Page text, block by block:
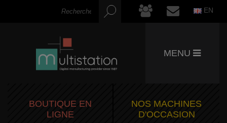
EN
MENU
BOUTIQUE EN
LIGNE
NOS MACHINES
D'OCCASION